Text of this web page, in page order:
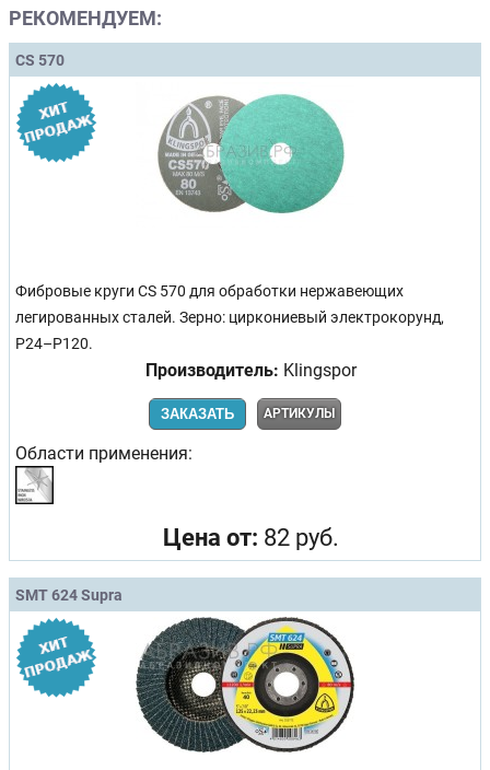
РЕКОМЕНДУЕМ:
CS 570
Фибровые круги CS 570 для обработки нержавеющих
легированных сталей. Зерно: циркониевый электрокорунд,
P24–P120.
Производитель: Klingspor
ЗАКАЗАТЬ АРТИКУЛЫ
Области применения:
Цена от: 82 руб.
SMT 624 Supra